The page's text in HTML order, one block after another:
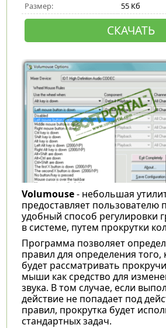
Размер: 55 Кб
СКАЧАТЬ
Volumouse- небольшая
предоставляет пользователю
удобный способ регулировки
в системе, путем прокрутки
Программа позволяет
правил для определения того,
будет рассматривать
мыши как средство для
звука. В том случае, если
действие не попадает под
правил, прокрутка будет
стандартных задач.